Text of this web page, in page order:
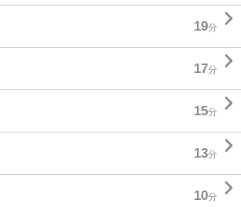
19分 
17分 
15分 
13分 
10分 